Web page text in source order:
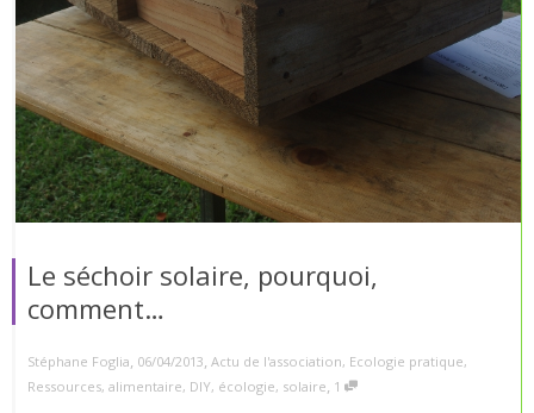
Le séchoir solaire, pourquoi,
comment…
Stéphane Foglia, 06/04/2013, Actu de l'association, Ecologie pratique,
Ressources, alimentaire, DIY, écologie, solaire, 1